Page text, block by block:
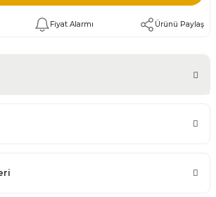
Fiyat Alarmı Ürünü Paylaş